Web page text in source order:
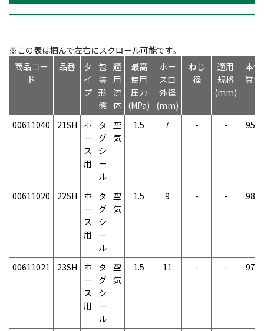
※この表は掴んで左右にスクロール可能です。
商品コー
ド
品番
タ
イ
プ
包
装
形
態
適
用
流
体
最高
使用
圧力
(MPa)
ホー
ス口
外径
(mm)
ねじ
径
適用
規格
(mm)
本体
質量
00611040 21SH
ホ
ー
ス
用
タ
グ
シ
ー
ル
空
気
1.5 7 - - 95g
00611020 22SH
ホ
ー
ス
用
タ
グ
シ
ー
ル
空
気
1.5 9 - - 98g
00611021 23SH
ホ
ー
ス
用
タ
グ
シ
ー
ル
空
気
1.5 11 - - 97g